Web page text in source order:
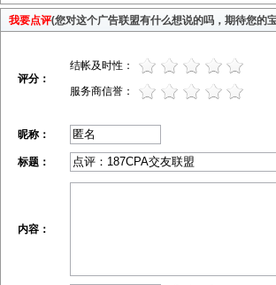
我要点评(您对这个广告联盟有什么想说的吗，期待您的
评分：
结帐及时性：
服务商信誉：
昵称：
标题：
内容：